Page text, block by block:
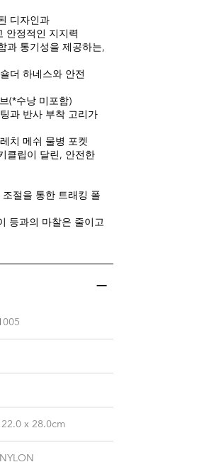
디자인과
안정적인 지지력
과 통기성을 제공하는,
더 하네스와 안전
(*수낭 미포함)
과 반사 부착 고리가
치 메쉬 물병 포켓
클립이 달린, 안전한
절을 통한 트래킹 폴
등과의 마찰은 줄이고
x 28.0cm